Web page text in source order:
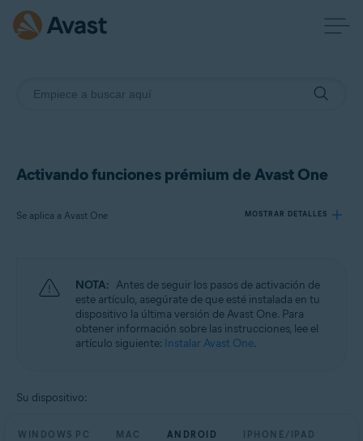
Activando funciones prémium de Avast One
Se aplica a Avast One MOSTRAR DETALLES
Avast One
Sistemas operativos:
NOTA: Antes de seguir los pasos de activación de
este artículo, asegúrate de que esté instalada en tu
dispositivo la última versión de Avast One. Para
obtener información sobre las instrucciones, lee el
artículo siguiente: Instalar Avast One.
Su dispositivo:
WINDOWS PC MAC ANDROID IPHONE/IPAD